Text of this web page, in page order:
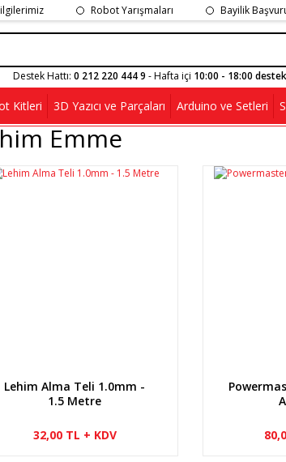
Robot Yarışmaları Bayilik
Destek Hattı: 0 212 220 444 9 - Hafta içi 10:00 - 18:00
Kitleri 3D Yazıcı ve Parçaları Arduino ve Setleri
Emme
Lehim Alma Teli 1.0mm -
1.5 Metre
32,00 TL + KDV